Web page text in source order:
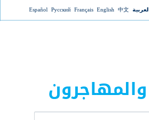
Jump to navigation
中文
English
Français
Русский
Español
والمهاجرون